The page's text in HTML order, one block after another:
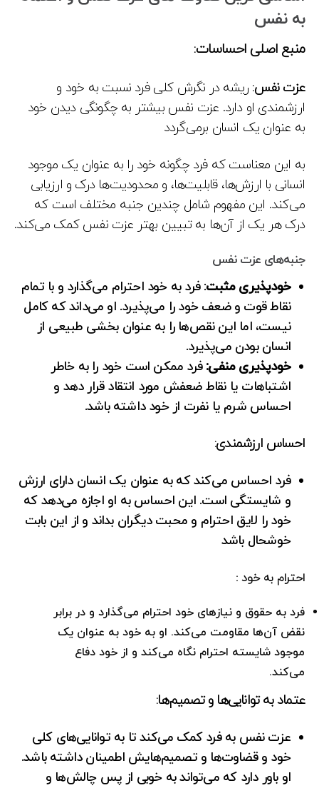
به نفس
منبع اصلی احساسات:
عزت نفس:ریشه در نگرش کلی فرد نسبت به خود و
ارزشمندی او دارد. عزت نفس بیشتر به چگونگی دیدن خود
به عنوان یک انسان برمی‌گردد
به این معناست که فرد چگونه خود را به عنوان یک موجود
انسانی با ارزش‌ها، قابلیت‌ها، و محدودیت‌ها درک و ارزیابی
می‌کند. این مفهوم شامل چندین جنبه مختلف است که
درک هر یک از آن‌ها به تبیین بهتر عزت نفس کمک می‌کند.
جنبه‌های عزت نفس
خودپذیری مثبت: فرد به خود احترام می‌گذارد و با تمام
نقاط قوت و ضعف خود را می‌پذیرد. او می‌داند که کامل
نیست، اما این نقص‌ها را به عنوان بخشی طبیعی از
انسان بودن می‌پذیرد.
خودپذیری منفی:فرد ممکن است خود را به خاطر
اشتباهات یا نقاط ضعفش مورد انتقاد قرار دهد و
احساس شرم یا نفرت از خود داشته باشد.
احساس ارزشمندی:
فرد احساس می‌کند که به عنوان یک انسان دارای ارزش
و شایستگی است. این احساس به او اجازه می‌دهد که
خود را لایق احترام و محبت دیگران بداند و از این بابت
خوشحال باشد
احترام به خود :
فرد به حقوق و نیازهای خود احترام می‌گذارد و در برابر
نقض آن‌ها مقاومت می‌کند. او به خود به عنوان یک
موجود شایسته احترام نگاه می‌کند و از خود دفاع
می‌کند.
عتماد به توانایی‌ها و تصمیم‌ها:
عزت نفس به فرد کمک می‌کند تا به توانایی‌های کلی
خود و قضاوت‌ها و تصمیم‌هایش اطمینان داشته باشد.
او باور دارد که می‌تواند به خوبی از پس چالش‌ها و